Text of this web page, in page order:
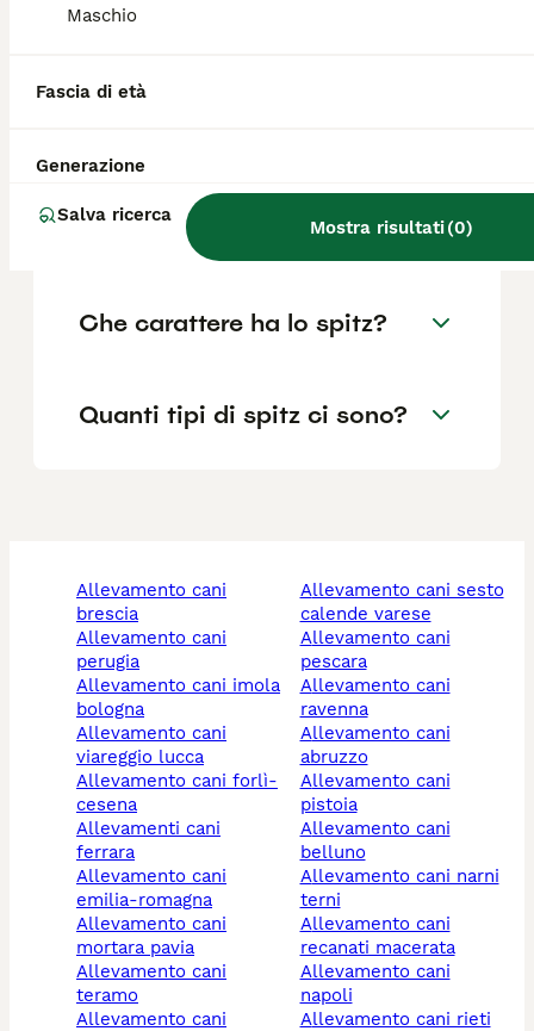
Maschio
Fascia di età
Generazione
Salva ricerca
Mostra risultati(0)
Che differenza c'è tra uno
Quanti anni vive un cane
spitz?
Che carattere ha lo spitz?
Quanti tipi di spitz ci sono?
allevamento cani
brescia
allevamento cani
perugia
allevamento cani imola
bologna
allevamento cani
viareggio lucca
allevamento cani forlì-
cesena
allevamenti cani
ferrara
allevamento cani
emilia-romagna
allevamento cani
mortara pavia
allevamento cani
teramo
allevamento cani
allevamento cani sesto
calende varese
allevamento cani
pescara
allevamento cani
ravenna
allevamento cani
abruzzo
allevamento cani
pistoia
allevamento cani
belluno
allevamento cani narni
terni
allevamento cani
recanati macerata
allevamento cani
napoli
allevamento cani rieti